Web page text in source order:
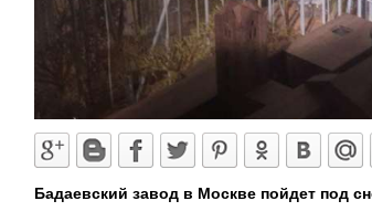
Бадаевский завод в Москве пойдет под